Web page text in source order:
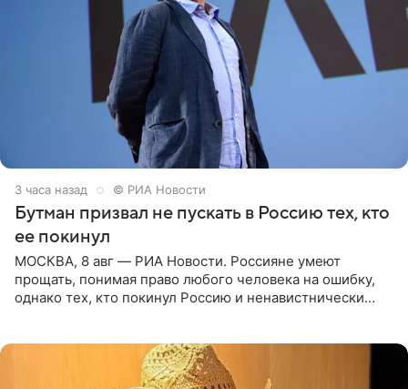
3 часа назад © РИА Новости
Бутман призвал не пускать в Россию тех, кто
ее покинул
МОСКВА, 8 авг — РИА Новости. Россияне умеют
прощать, понимая право любого человека на ошибку,
однако тех, кто покинул Россию и ненавистнически